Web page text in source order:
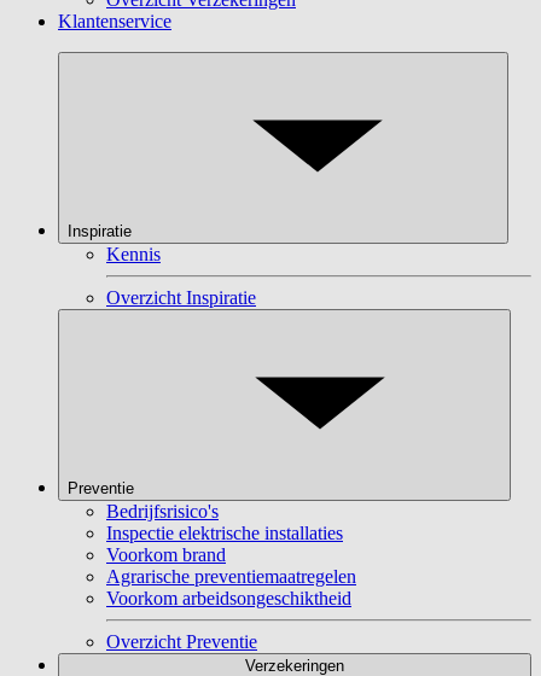
Klantenservice
Inspiratie
Kennis
Overzicht Inspiratie
Preventie
Bedrijfsrisico's
Inspectie elektrische installaties
Voorkom brand
Agrarische preventiemaatregelen
Voorkom arbeidsongeschiktheid
Overzicht Preventie
Verzekeringen